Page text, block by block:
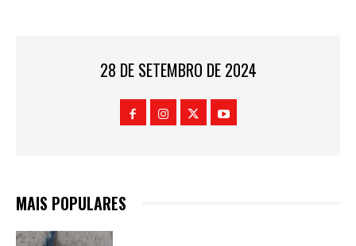
28 DE SETEMBRO DE 2024
MAIS POPULARES